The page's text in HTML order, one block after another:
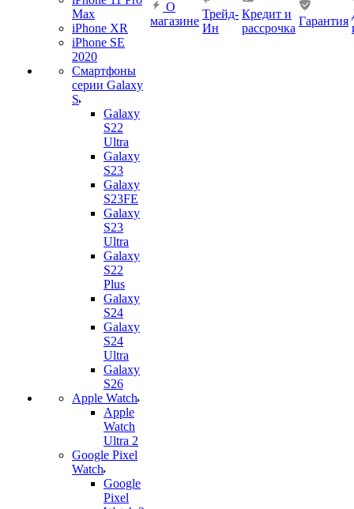
Max
iPhone XR
iPhone SE
2020
Смартфоны
серии Galaxy
S
Galaxy
S22
Ultra
Galaxy
S23
Galaxy
S23FE
Galaxy
S23
Ultra
Galaxy
S22
Plus
Galaxy
S24
Galaxy
S24
Ultra
Galaxy
S26
Apple Watch
Apple
Watch
Ultra 2
Google Pixel
Watch
Google
Pixel
О
магазине
Трейд-
Ин
Кредит и
рассрочка
Гарантия